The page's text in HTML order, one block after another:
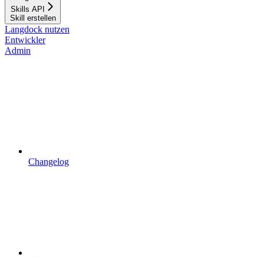
Skills API
Skill erstellen
Langdock nutzen
Entwickler
Admin
Changelog